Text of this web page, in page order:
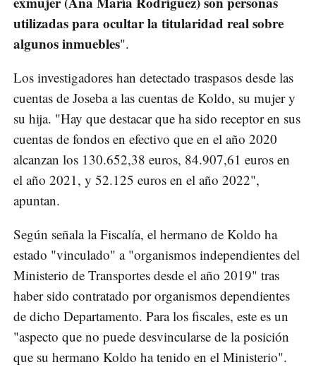
utilizadas para ocultar la titularidad real sobre
algunos inmuebles".
Los investigadores han detectado traspasos desde las
cuentas de Joseba a las cuentas de Koldo, su mujer y
su hija. "Hay que destacar que ha sido receptor en sus
cuentas de fondos en efectivo que en el año 2020
alcanzan los 130.652,38 euros, 84.907,61 euros en
el año 2021, y 52.125 euros en el año 2022",
apuntan.
Según señala la Fiscalía, el hermano de Koldo ha
estado "vinculado" a "organismos independientes del
Ministerio de Transportes desde el año 2019" tras
haber sido contratado por organismos dependientes
de dicho Departamento. Para los fiscales, este es un
"aspecto que no puede desvincularse de la posición
que su hermano Koldo ha tenido en el Ministerio".